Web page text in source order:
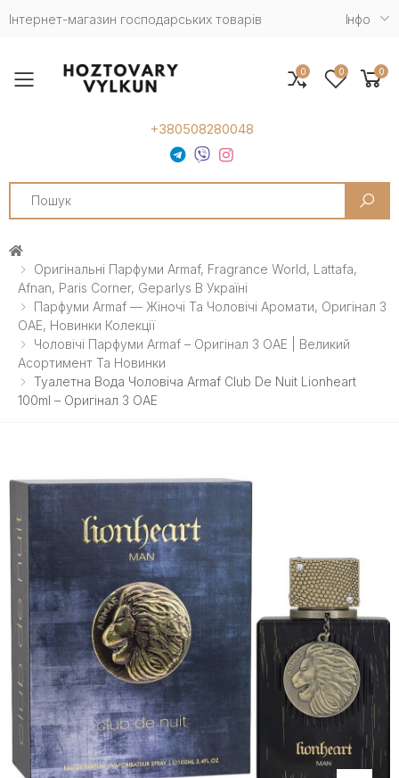
Інтернет-магазин господарських товарів Iнфо
Toggle mobile menu
+380508280048
Search
0 0 0
Оригінальні Парфуми Armaf, Fragrance World, Lattafa,
Afnan, Paris Corner, Geparlys В Україні
Парфуми Armaf — Жіночі Та Чоловічі Аромати, Оригінал З
ОАЕ, Новинки Колекції
Чоловічі Парфуми Armaf – Оригінал З ОАЕ | Великий
Асортимент Та Новинки
Туалетна Вода Чоловіча Armaf Club De Nuit Lionheart
100ml – Оригінал З ОАЕ